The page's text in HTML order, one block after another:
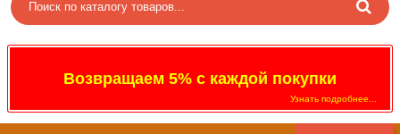
Возвращаем 5% с каждой покупки
Узнать подробнее...